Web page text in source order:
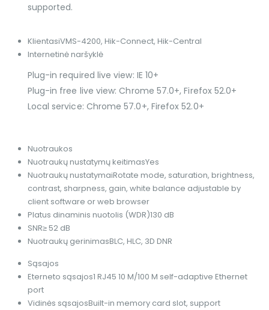
supported.
KlientasiVMS-4200, Hik-Connect, Hik-Central
Internetinė naršyklė
Plug-in required live view: IE 10+
Plug-in free live view: Chrome 57.0+, Firefox 52.0+
Local service: Chrome 57.0+, Firefox 52.0+
Nuotraukos
Nuotraukų nustatymų keitimasYes
Nuotraukų nustatymaiRotate mode, saturation, brightness,
contrast, sharpness, gain, white balance adjustable by
client software or web browser
Platus dinaminis nuotolis (WDR)130 dB
SNR≥ 52 dB
Nuotraukų gerinimasBLC, HLC, 3D DNR
Sąsajos
Eterneto sąsajos1 RJ45 10 M/100 M self-adaptive Ethernet
port
Vidinės sąsajosBuilt-in memory card slot, support